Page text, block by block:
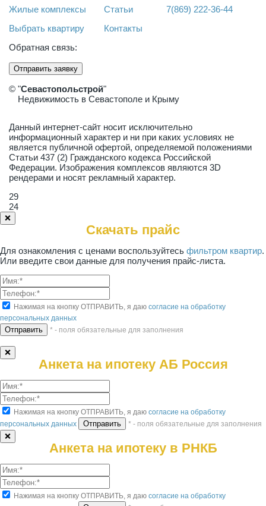
Жилые комплексы
Выбрать квартиру
Статьи
Контакты
7(869) 222-36-44
Обратная связь:
Отправить заявку
© "Севастопольстрой"
Недвижимость в Севастополе и Крыму
Данный интернет-сайт носит исключительно
информационный характер и ни при каких условиях не
является публичной офертой, определяемой положениями
Статьи 437 (2) Гражданского кодекса Российской
Федерации. Изображения комплексов являются 3D
рендерами и носят рекламный характер.
29
24
❌
Скачать прайс
Для ознакомления с ценами воспользуйтесь фильтром квартир.
Или введите свои данные для получения прайс-листа.
Нажимая на кнопку ОТПРАВИТЬ, я даю согласие на обработку
персональных данных
* - поля обязательные для заполнения
❌
Анкета на ипотеку АБ Россия
Нажимая на кнопку ОТПРАВИТЬ, я даю согласие на обработку
персональных данных
* - поля обязательные для заполнения
❌
Анкета на ипотеку в РНКБ
Нажимая на кнопку ОТПРАВИТЬ, я даю согласие на обработку